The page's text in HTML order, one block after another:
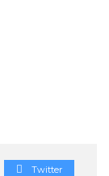
Twitter